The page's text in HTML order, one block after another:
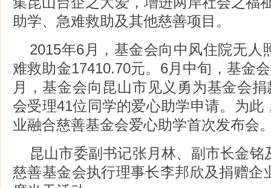
助学、急难救助及其他慈善项目。
2015年6月，基金会向中风住院无人
难救助金17410.70元。6月中旬，基金
月，基金会向昆山市见义勇为基金会
会受理41位同学的爱心助学申请。为此
业融合慈善基金会爱心助学首次发布会
昆山市委副书记张月林、副市长金铭
慈善基金会执行理事长李邦欣及捐赠企